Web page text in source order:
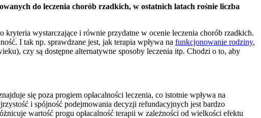
do leczenia chorób rzadkich, w ostatnich latach rośnie liczba
wystarczające i równie przydatne w ocenie leczenia chorób rzadkich.
I tak np. sprawdzane jest, jak terapia wpływa na funkcjonowanie rodziny,
czy są dostępne alternatywne sposoby leczenia itp. Chodzi o to, aby
się poza progiem opłacalności leczenia, co istotnie wpływa na
i spójność podejmowania decyzji refundacyjnych jest bardzo
wartość progu opłacalność terapii w zależności od wielkości efektu